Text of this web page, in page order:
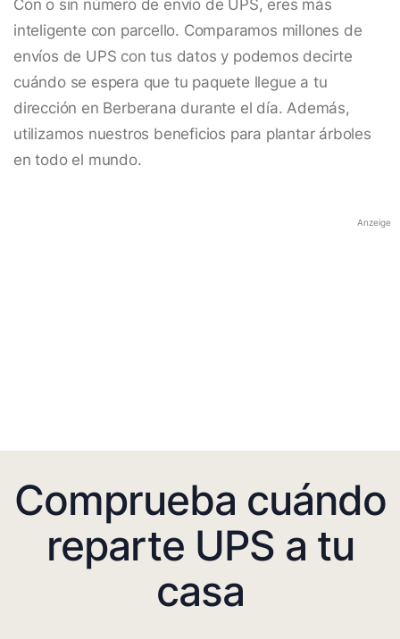
Con o sin número de envío de UPS, eres más
inteligente con parcello. Comparamos millones de
envíos de UPS con tus datos y podemos decirte
cuándo se espera que tu paquete llegue a tu
dirección en Berberana durante el día. Además,
utilizamos nuestros beneficios para plantar árboles
en todo el mundo.
Anzeige
Comprueba cuándo
reparte UPS a tu
casa